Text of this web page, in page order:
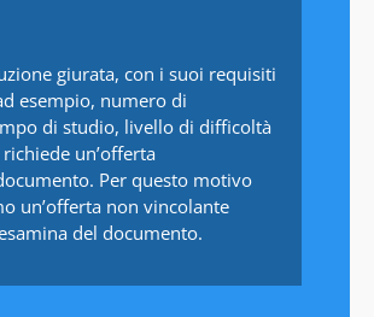
giurata, con i suoi requisiti
esempio, numero di
di studio, livello di difficoltà
un’offerta
Per questo motivo
un’offerta non vincolante
del documento.